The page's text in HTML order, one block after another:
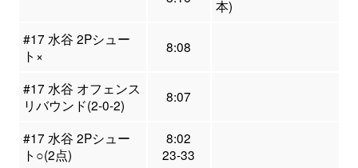
本)
#17 水谷 2Pシュー
ト×
8:08
#17 水谷 オフェンス
リバウンド(2-0-2)
8:07
#17 水谷 2Pシュー
ト○(2点)
8:02
23-33